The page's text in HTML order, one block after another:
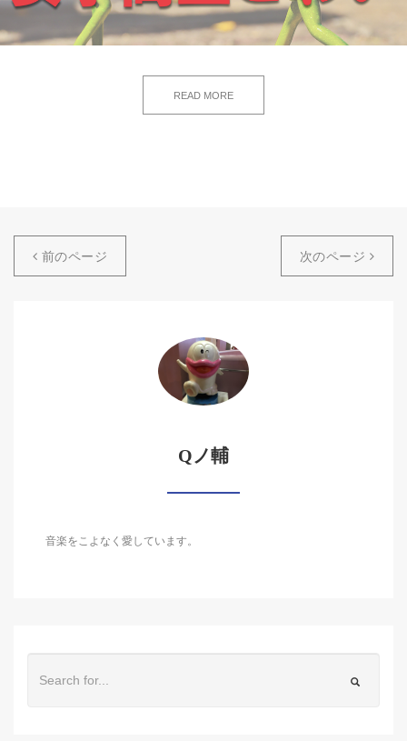
READ MORE
前のページ 次のページ
Qノ輔
音楽をこよなく愛しています。